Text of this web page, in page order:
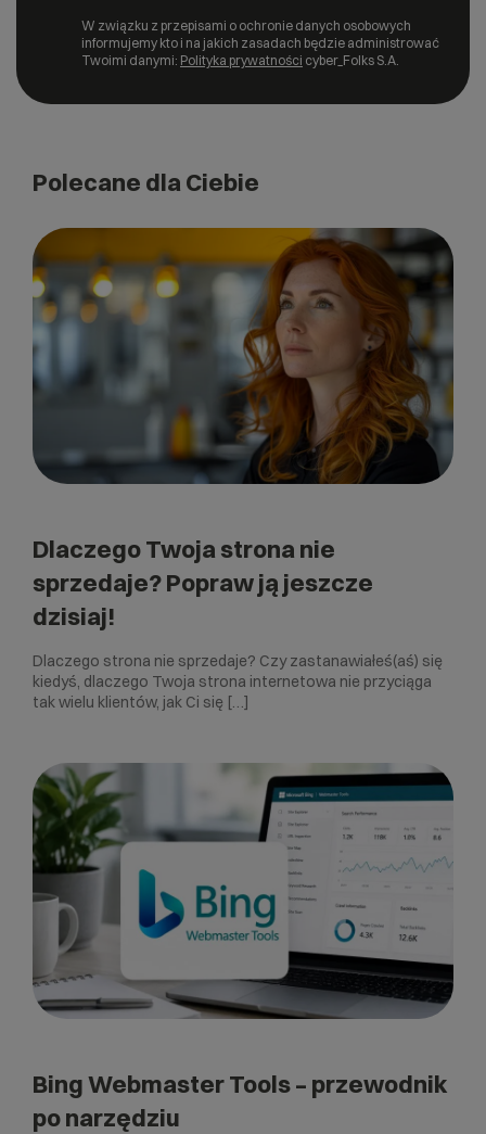
W związku z przepisami o ochronie danych osobowych
informujemy kto i na jakich zasadach będzie administrować
Twoimi danymi: Polityka prywatności cyber_Folks S.A.
Polecane dla Ciebie
Dlaczego Twoja strona nie
sprzedaje? Popraw ją jeszcze
dzisiaj!
Dlaczego strona nie sprzedaje? Czy zastanawiałeś(aś) się
kiedyś, dlaczego Twoja strona internetowa nie przyciąga
tak wielu klientów, jak Ci się […]
Bing Webmaster Tools – przewodnik
po narzędziu